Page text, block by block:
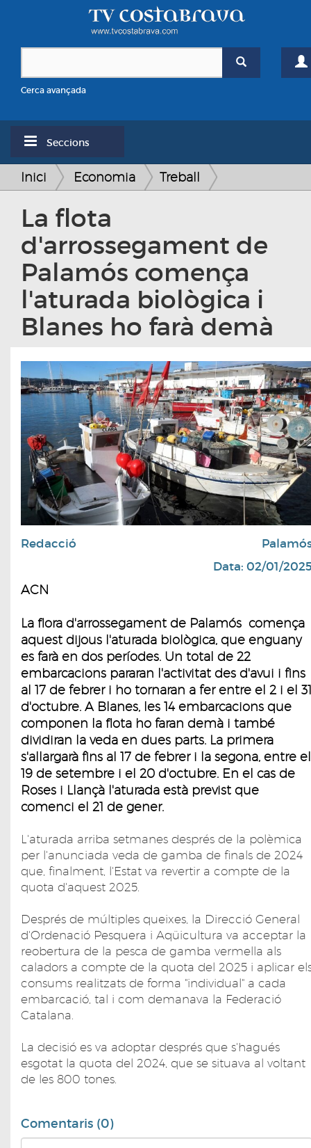
Cerca avançada
Seccions
Inici Economia Treball
La flota
d'arrossegament de
Palamós comença
l'aturada biològica i
Blanes ho farà demà
Redacció
Data: 02/01/
ACN
La flora d'arrossegament de Palamós comença
aquest dijous l'aturada biològica, que enguany
es farà en dos períodes. Un total de 22
embarcacions pararan l'activitat des d'avui i fins
al 17 de febrer i ho tornaran a fer entre el 2 i el 31
d'octubre. A Blanes, les 14 embarcacions que
componen la flota ho faran demà i també
dividiran la veda en dues parts. La primera
s'allargarà fins al 17 de febrer i la segona, entre el
19 de setembre i el 20 d'octubre. En el cas de
Roses i Llançà l'aturada està previst que
comenci el 21 de gener.
L'aturada arriba setmanes després de la polèmica
per l'anunciada veda de gamba de finals de 2024
que, finalment, l'Estat va revertir a compte de la
quota d'aquest 2025.
Després de múltiples queixes, la Direcció General
d'Ordenació Pesquera i Aqüicultura va acceptar la
reobertura de la pesca de gamba vermella als
caladors a compte de la quota del 2025 i aplicar
consums realitzats de forma "individual" a cada
embarcació, tal i com demanava la Federació
Catalana.
La decisió es va adoptar després que s'hagués
esgotat la quota del 2024, que se situava al voltant
de les 800 tones.
Comentaris (0)